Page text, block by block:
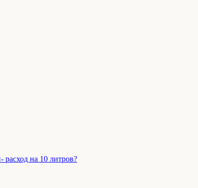
на 10 литров?